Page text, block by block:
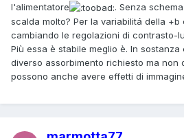
l'alimentatore
. Senza
scalda molto? Per la variabilitá della +b
cambiando le regolazioni di contrasto-
Più essa è stabile meglio è. In
diverso assorbimento richiesto ma non
possono anche avere effetti di